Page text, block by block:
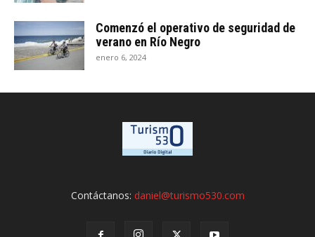
Comenzó el operativo de seguridad de
verano en Río Negro
enero 6, 2024
Contáctanos: daniel@turismo530.com